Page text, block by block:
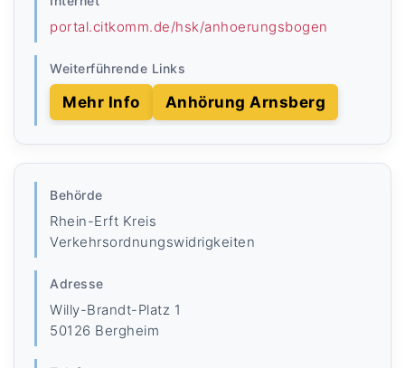
portal.citkomm.de/hsk/anhoerungsbogen
Weiterführende Links
Mehr Info Anhörung Arnsberg
Behörde
Rhein-Erft Kreis
Verkehrsordnungswidrigkeiten
Adresse
Willy-Brandt-Platz 1
50126 Bergheim